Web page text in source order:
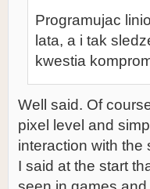
Programujac
lata, a i tak
kwestia
Well said. Of
pixel level and
interaction with the
I said at the start